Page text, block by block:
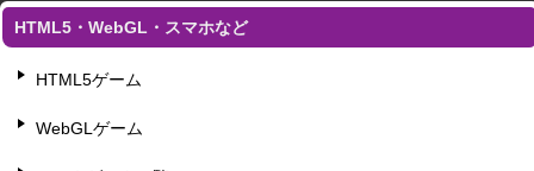
HTML5・WebGL・スマホなど
HTML5ゲーム
WebGLゲーム